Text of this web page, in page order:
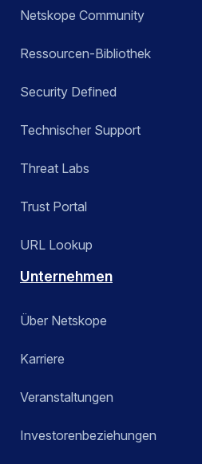
Netskope Community
Ressourcen-Bibliothek
Security Defined
Technischer Support
Threat Labs
Trust Portal
URL Lookup
Unternehmen
Über Netskope
Karriere
Veranstaltungen
Investorenbeziehungen